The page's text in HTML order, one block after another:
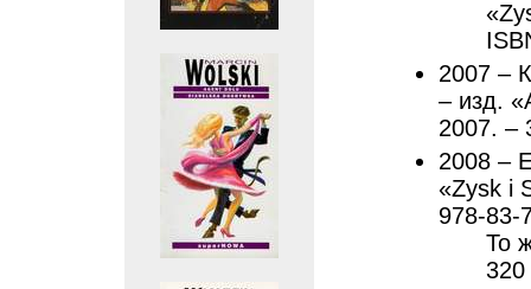
2007 –
– изд.
2007. –
2008 –
«Zysk i
978-83-
То
320